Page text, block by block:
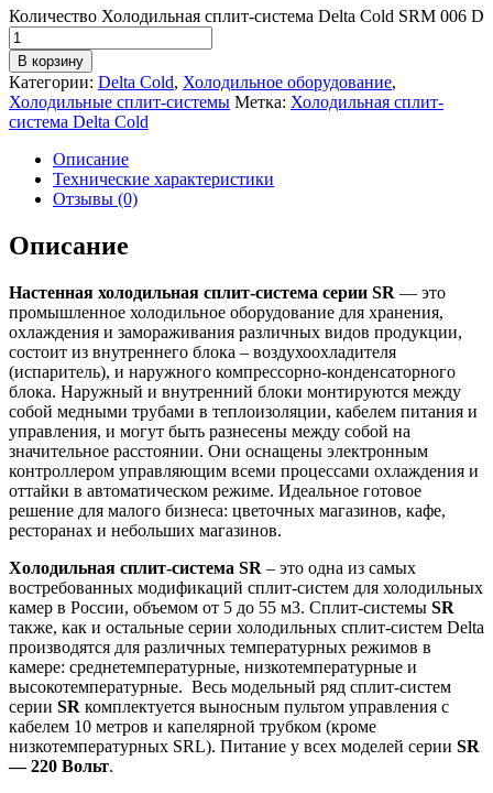
Количество Холодильная сплит-система Delta Cold SRM 006 D
В корзину
Категории: Delta Cold, Холодильное оборудование,
Холодильные сплит-системы Метка: Холодильная сплит-
система Delta Cold
Описание
Технические характеристики
Отзывы (0)
Описание
Настенная холодильная сплит-система серии SR — это
промышленное холодильное оборудование для хранения,
охлаждения и замораживания различных видов продукции,
состоит из внутреннего блока – воздухоохладителя
(испаритель), и наружного компрессорно-конденсаторного
блока. Наружный и внутренний блоки монтируются между
собой медными трубами в теплоизоляции, кабелем питания и
управления, и могут быть разнесены между собой на
значительное расстоянии. Они оснащены электронным
контроллером управляющим всеми процессами охлаждения и
оттайки в автоматическом режиме. Идеальное готовое
решение для малого бизнеса: цветочных магазинов, кафе,
ресторанах и небольших магазинов.
Холодильная сплит-система SR – это одна из самых
востребованных модификаций сплит-систем для холодильных
камер в России, объемом от 5 до 55 м3. Сплит-системы SR
также, как и остальные серии холодильных сплит-систем Delta
производятся для различных температурных режимов в
камере: среднетемпературные, низкотемпературные и
высокотемпературные. Весь модельный ряд сплит-систем
серии SR комплектуется выносным пультом управления с
кабелем 10 метров и капелярной трубком (кроме
низкотемпературных SRL). Питание у всех моделей серии SR
— 220 Вольт.